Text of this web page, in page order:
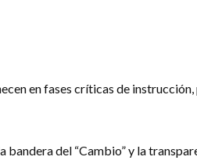
en fases críticas de
bandera del “Cambio” y la